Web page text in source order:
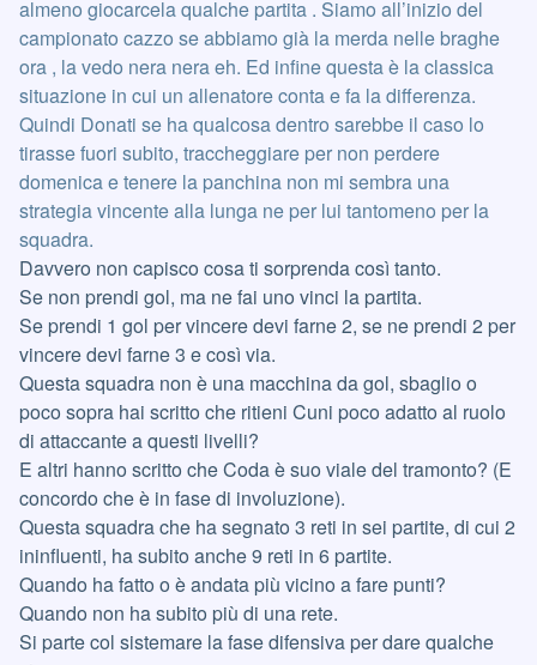
almeno giocarcela qualche partita . Siamo all’inizio del
campionato cazzo se abbiamo già la merda nelle braghe
ora , la vedo nera nera eh. Ed infine questa è la classica
situazione in cui un allenatore conta e fa la differenza.
Quindi Donati se ha qualcosa dentro sarebbe il caso lo
tirasse fuori subito, traccheggiare per non perdere
domenica e tenere la panchina non mi sembra una
strategia vincente alla lunga ne per lui tantomeno per la
squadra.
Davvero non capisco cosa ti sorprenda così tanto.
Se non prendi gol, ma ne fai uno vinci la partita.
Se prendi 1 gol per vincere devi farne 2, se ne prendi 2 per
vincere devi farne 3 e così via.
Questa squadra non è una macchina da gol, sbaglio o
poco sopra hai scritto che ritieni Cuni poco adatto al ruolo
di attaccante a questi livelli?
E altri hanno scritto che Coda è suo viale del tramonto? (E
concordo che è in fase di involuzione).
Questa squadra che ha segnato 3 reti in sei partite, di cui 2
ininfluenti, ha subito anche 9 reti in 6 partite.
Quando ha fatto o è andata più vicino a fare punti?
Quando non ha subito più di una rete.
Si parte col sistemare la fase difensiva per dare qualche